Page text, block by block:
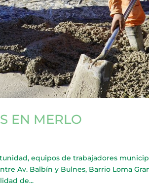
EN MERLO
equipos de trabajadores
Av. Balbín y Bulnes, Barrio Loma
de...